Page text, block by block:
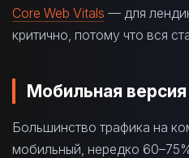
Core Web Vitals — для
критично, потому что вся
Мобильная
Большинство трафика на
мобильный, нередко